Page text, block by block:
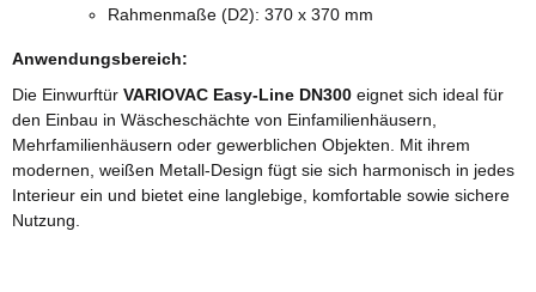
Rahmenmaße (D2): 370 x 370 mm
Anwendungsbereich:
Die Einwurftür VARIOVAC Easy-Line DN300 eignet sich ideal für
den Einbau in Wäscheschächte von Einfamilienhäusern,
Mehrfamilienhäusern oder gewerblichen Objekten. Mit ihrem
modernen, weißen Metall-Design fügt sie sich harmonisch in jedes
Interieur ein und bietet eine langlebige, komfortable sowie sichere
Nutzung.